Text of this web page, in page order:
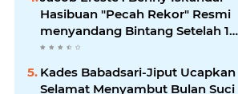
Hasibuan "Pecah Rekor" Resmi
menyandang Bintang Setelah 14
Tahun Ngejokrok Berpangjat
Kombes
Kades Babadsari-Jiput Ucapkan
Selamat Menyambut Bulan Suci